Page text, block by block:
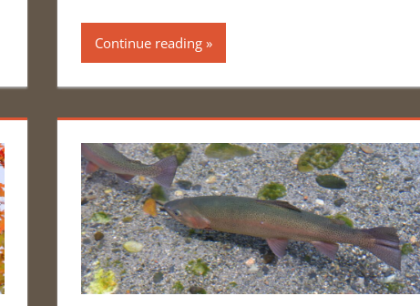
Continue reading